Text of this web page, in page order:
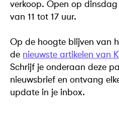
verkoop. Open op
van 11 tot 17 uur.
Op de hoogte blijven van
de nieuwste artikelen van
Schrijf je onderaan deze
nieuwsbrief en ontvang
update in je inbox.